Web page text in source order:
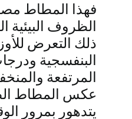
فهذا المطاط
الظروف البيئية
ذلك التعرض
البنفسجية
المرتفعة
عكس المطاط
يتدهور بمرور